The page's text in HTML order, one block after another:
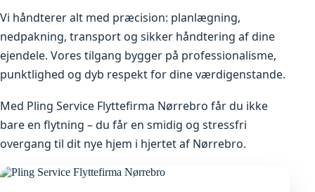
Vi håndterer alt med præcision: planlægning,
nedpakning, transport og sikker håndtering af dine
ejendele. Vores tilgang bygger på professionalisme,
punktlighed og dyb respekt for dine værdigenstande.
Med Pling Service Flyttefirma Nørrebro får du ikke
bare en flytning – du får en smidig og stressfri
overgang til dit nye hjem i hjertet af Nørrebro.